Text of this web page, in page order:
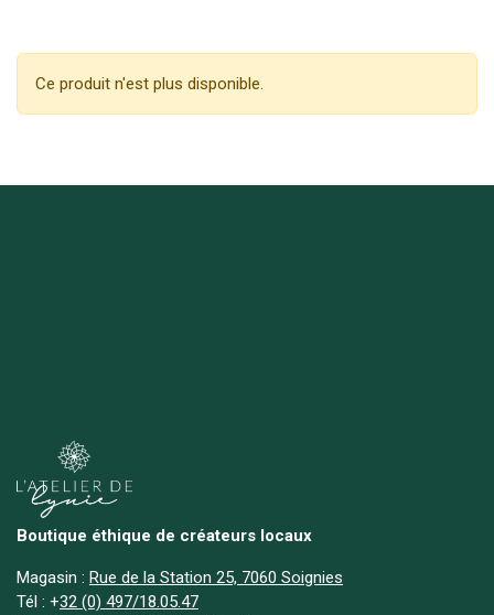
Ce produit n'est plus disponible.
Boutique éthique de créateurs locaux
Magasin : Rue de la Station 25, 7060 Soignies
Tél : +32 (0) 497/18.05.47